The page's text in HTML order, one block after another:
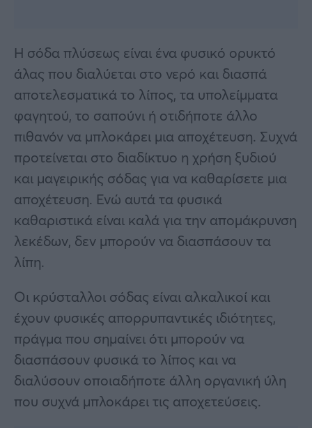
Η σόδα πλύσεως είναι ένα φυσικό ορυκτό
άλας που διαλύεται στο νερό και διασπά
αποτελεσματικά το λίπος, τα υπολείμματα
φαγητού, το σαπούνι ή οτιδήποτε άλλο
πιθανόν να μπλοκάρει μια αποχέτευση. Συχνά
προτείνεται στο διαδίκτυο η χρήση ξυδιού
και μαγειρικής σόδας για να καθαρίσετε μια
αποχέτευση. Ενώ αυτά τα φυσικά
καθαριστικά είναι καλά για την απομάκρυνση
λεκέδων, δεν μπορούν να διασπάσουν τα
λίπη.
Οι κρύσταλλοι σόδας είναι αλκαλικοί και
έχουν φυσικές απορρυπαντικές ιδιότητες,
πράγμα που σημαίνει ότι μπορούν να
διασπάσουν φυσικά το λίπος και να
διαλύσουν οποιαδήποτε άλλη οργανική ύλη
που συχνά μπλοκάρει τις αποχετεύσεις.